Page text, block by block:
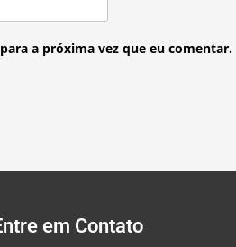
a próxima vez que eu comentar.
em Contato